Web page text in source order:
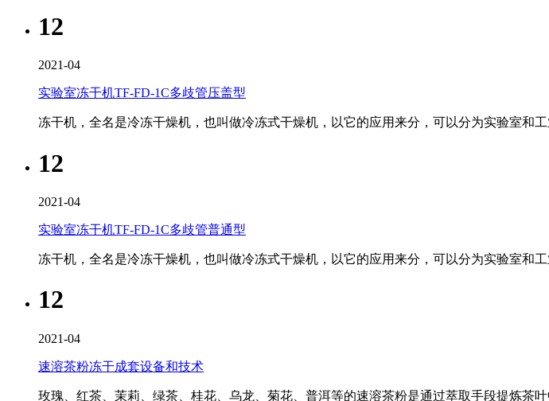
12
2021-04
实验室冻干机TF-FD-1C多歧管压盖型
冻干机，全名是冷冻干燥机，也叫做冷冻式干燥机，以它的应用来分，可以分为实验室和
12
2021-04
实验室冻干机TF-FD-1C多歧管普通型
冻干机，全名是冷冻干燥机，也叫做冷冻式干燥机，以它的应用来分，可以分为实验室和
12
2021-04
速溶茶粉冻干成套设备和技术
玫瑰、红茶、茉莉、绿茶、桂花、乌龙、菊花、普洱等的速溶茶粉是通过萃取手段提炼茶